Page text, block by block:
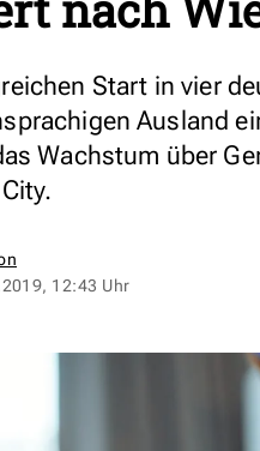
Start in vier
Ausland
Wachstum über
12:43 Uhr